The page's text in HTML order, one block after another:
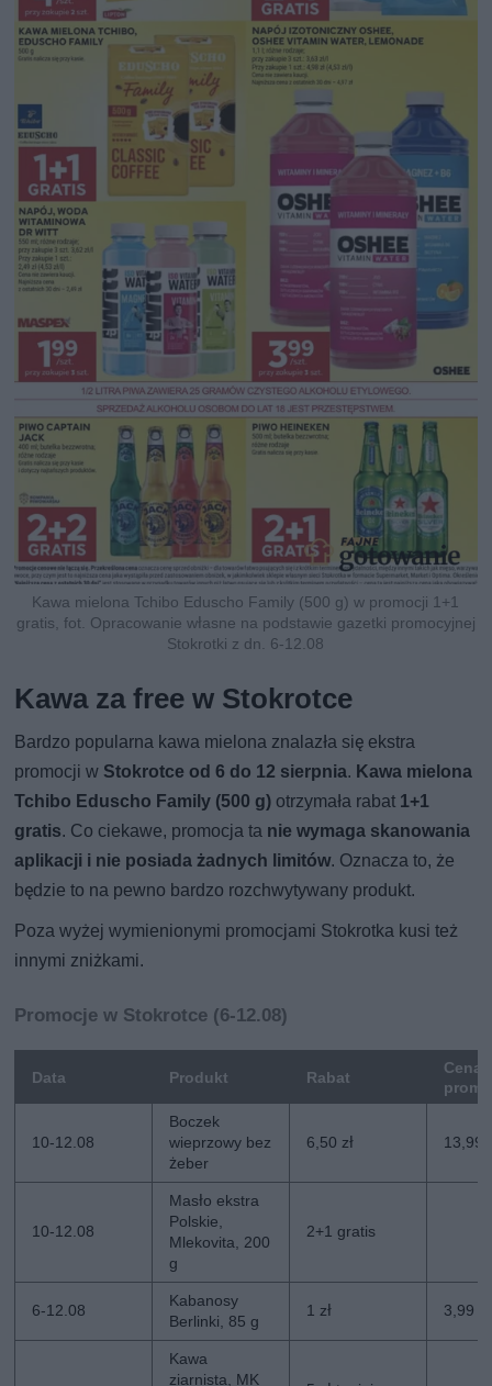
Kawa mielona Tchibo Eduscho Family (500 g) w promocji 1+1
gratis, fot. Opracowanie własne na podstawie gazetki promocyjnej
Stokrotki z dn. 6-12.08
Kawa za free w Stokrotce
Bardzo popularna kawa mielona znalazła się ekstra
promocji w Stokrotce od 6 do 12 sierpnia. Kawa mielona
Tchibo Eduscho Family (500 g) otrzymała rabat 1+1
gratis. Co ciekawe, promocja ta nie wymaga skanowania
aplikacji i nie posiada żadnych limitów. Oznacza to, że
będzie to na pewno bardzo rozchwytywany produkt.
Poza wyżej wymienionymi promocjami Stokrotka kusi też
innymi zniżkami.
Promocje w Stokrotce (6-12.08)
Data Produkt Rabat
Cena
10-12.08
Boczek
wieprzowy bez
żeber
6,50 zł 13,99
10-12.08
Masło ekstra
Polskie,
Mlekovita, 200
g
2+1 gratis
6-12.08
Kabanosy
Berlinki, 85 g
1 zł 3,99
Kawa
ziarnista, MK